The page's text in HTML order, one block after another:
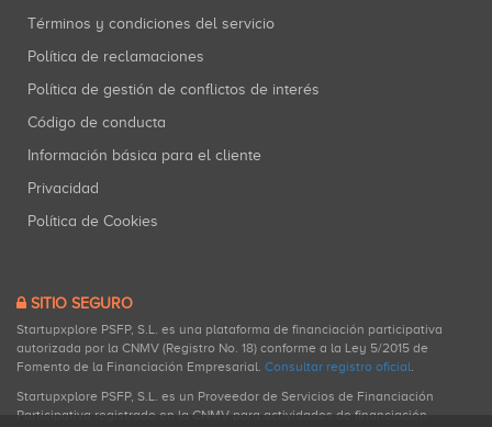
Términos y condiciones del servicio
Política de reclamaciones
Política de gestión de conflictos de interés
Código de conducta
Información básica para el cliente
Privacidad
Política de Cookies
SITIO SEGURO
Startupxplore PSFP, S.L. es una plataforma de financiación participativa
autorizada por la CNMV (Registro No. 18) conforme a la Ley 5/2015 de
Fomento de la Financiación Empresarial. Consultar registro oficial.
Startupxplore PSFP, S.L. es un Proveedor de Servicios de Financiación
Participativa registrado en la CNMV para actividades de financiación